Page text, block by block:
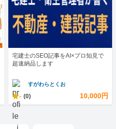
宅建士のSEO記事をAI×プロ知見で
超速納品します
すがわらとくお
- (0) 10,000円